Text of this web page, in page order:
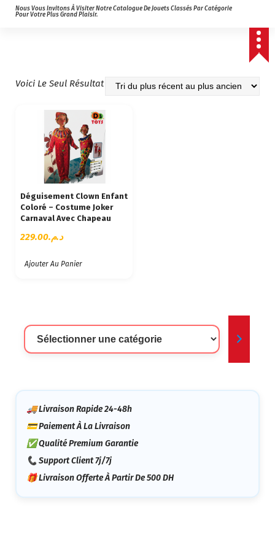
Nous Vous Invitons À Visiter Notre Catalogue De Jouets Classés Par Catégorie
Pour Votre Plus Grand Plaisir.
Voici Le Seul Résultat
Déguisement Clown Enfant
Coloré – Costume Joker
Carnaval Avec Chapeau
د.م.229.00
Ajouter Au Panier
Sélectionner
🚚 Livraison Rapide 24-48h
💳 Paiement À La Livraison
✅ Qualité Premium Garantie
📞 Support Client 7j/7j
🎁 Livraison Offerte À Partir De 500 DH